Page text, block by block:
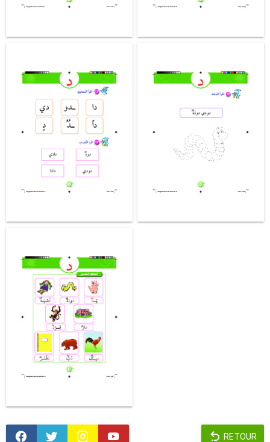
RETOUR